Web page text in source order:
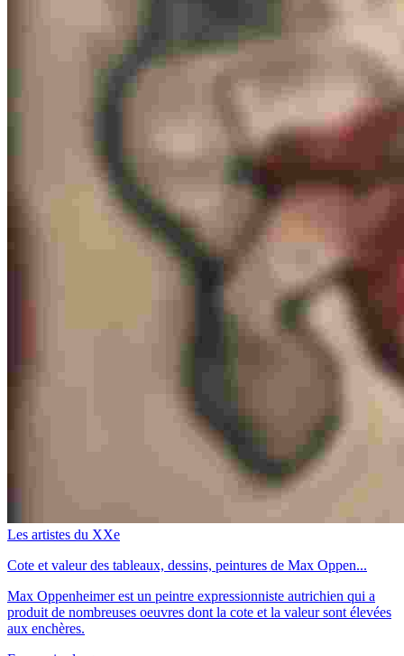
Les artistes du XXe
Cote et valeur des tableaux, dessins, peintures de Max Oppen...
Max Oppenheimer est un peintre expressionniste autrichien qui a
produit de nombreuses oeuvres dont la cote et la valeur sont élevées
aux enchères.